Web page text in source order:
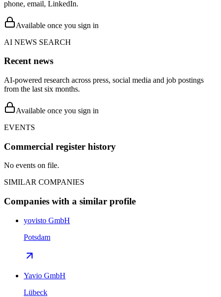
phone, email, LinkedIn.
Available once you sign in
AI NEWS SEARCH
Recent news
AI-powered research across press, social media and job postings
from the last six months.
Available once you sign in
EVENTS
Commercial register history
No events on file.
SIMILAR COMPANIES
Companies with a similar profile
yovisto GmbH
Potsdam
Yavio GmbH
Lübeck